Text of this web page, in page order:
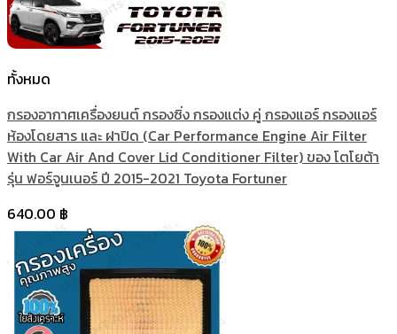
ทั้งหมด
กรองอากาศเครื่องยนต์ กรองซิ่ง กรองแต่ง คู่ กรองแอร์ กรองแอร์
ห้องโดยสาร และ ฝาปิด (Car Performance Engine Air Filter
With Car Air And Cover Lid Conditioner Filter) ของ โตโยต้า
รุ่น ฟอร์จูนเนอร์ ปี 2015-2021 Toyota Fortuner
640.00 ฿